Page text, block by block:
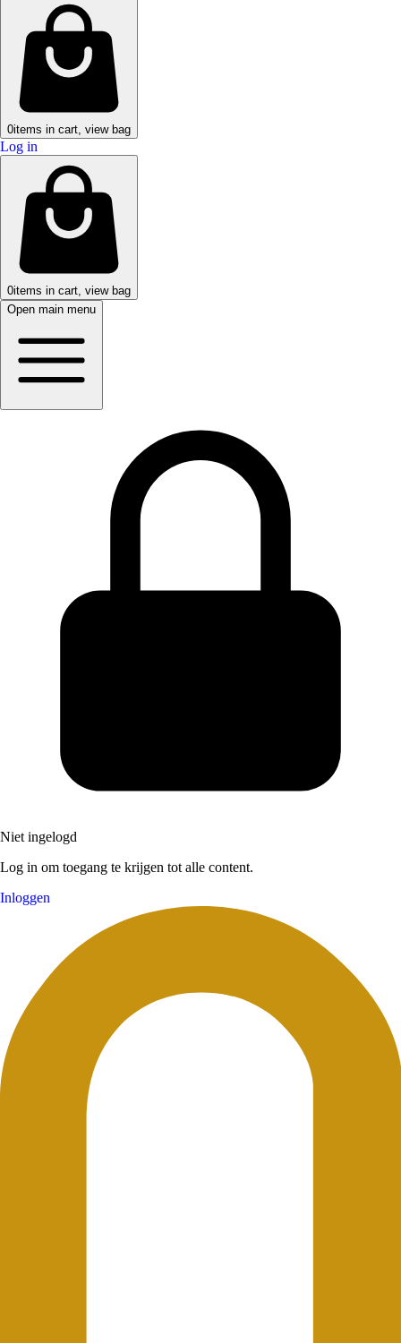
0items in cart, view bag
Log in
0items in cart, view bag
Open main menu
Niet ingelogd
Log in om toegang te krijgen tot alle content.
Inloggen